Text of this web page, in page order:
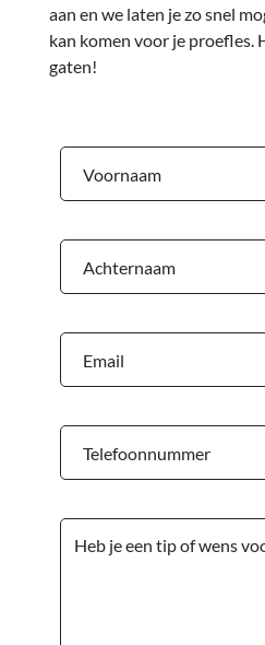
aan en we laten je zo snel
kan komen voor je proefles.
gaten!